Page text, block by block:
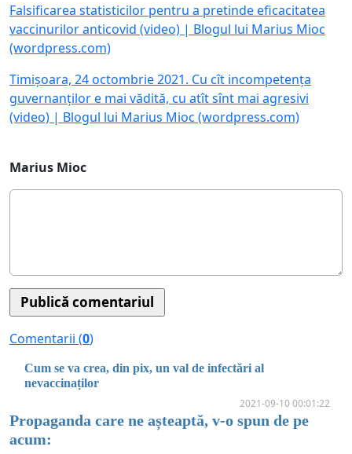
Falsificarea statisticilor pentru a pretinde eficacitatea
vaccinurilor anticovid (video) | Blogul lui Marius Mioc
(wordpress.com)
Timișoara, 24 octombrie 2021. Cu cît incompetența
guvernanților e mai vădită, cu atît sînt mai agresivi
(video) | Blogul lui Marius Mioc (wordpress.com)
Marius Mioc
Comentarii (0)
Cum se va crea, din pix, un val de infectări al
nevaccinaților
2021-09-10 00:01:22
Propaganda care ne așteaptă, v-o spun de pe
acum: